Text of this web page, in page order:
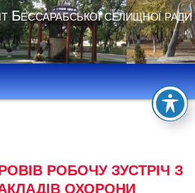
Бессарабської селищної ради
РОБОЧУ ЗУСТРІЧ З
ОХОРОНИ